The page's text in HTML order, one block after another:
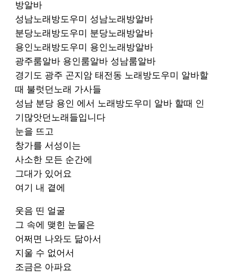
방알바
성남노래방도우미 성남노래방알바
분당노래방도우미 분당노래방알바
용인노래방도우미 용인노래방알바
광주룸알바 용인룸알바 성남룸알바
경기도 광주 곤지암 태전동 노래방도우미 알바할
때 불럿던노래 가사들
성남 분당 용인 에서 노래방도우미 알바 할때 인
기많앗던노래들입니다
눈을 뜨고
창가를 서성이는
사소한 모든 순간에
그대가 있어요
여기 내 곁에
웃음 띤 얼굴
그 속에 맺힌 눈물은
어쩌면 나와도 닮아서
지울 수 없어서
조금은 아파요